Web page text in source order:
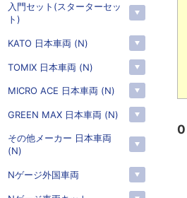
0
入門セット(スターターセッ
ト)
KATO 日本車両 (N)
TOMIX 日本車両 (N)
MICRO ACE 日本車両 (N)
GREEN MAX 日本車両 (N)
その他メーカー 日本車両
(N)
Nゲージ外国車両